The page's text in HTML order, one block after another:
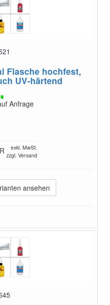
Flasche hochfest,
UV-härtend
Anfrage
exkl. MwSt.
zzgl. Versand
ansehen